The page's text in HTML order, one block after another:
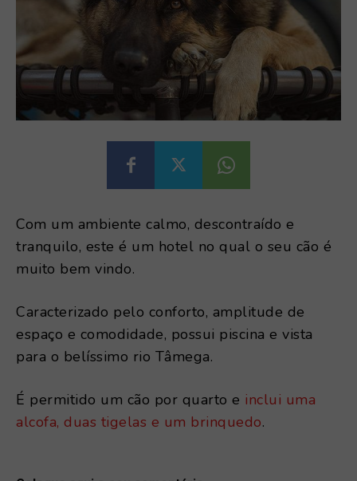
Com um ambiente calmo, descontraído e
tranquilo, este é um hotel no qual o seu cão é
muito bem vindo.
Caracterizado pelo conforto, amplitude de
espaço e comodidade, possui piscina e vista
para o belíssimo rio Tâmega.
É permitido um cão por quarto e inclui uma
alcofa, duas tigelas e um brinquedo.